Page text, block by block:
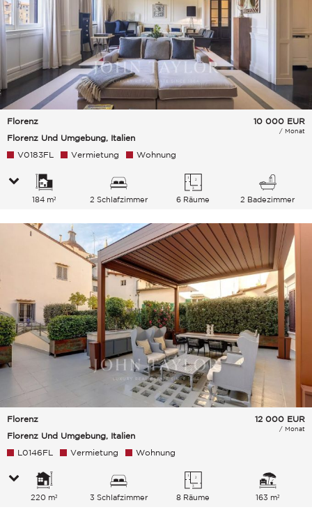
Florenz
Florenz Und Umgebung, Italien
10 000 EUR
/ Monat
V0183FL Vermietung Wohnung
184 m² 2 Schlafzimmer 6 Räume 2 Badezimmer
Florenz
Florenz Und Umgebung, Italien
12 000 EUR
/ Monat
L0146FL Vermietung Wohnung
220 m² 3 Schlafzimmer 8 Räume 163 m²